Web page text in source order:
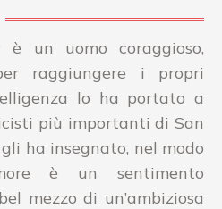
è un uomo coraggioso,
raggiungere i propri
lo ha portato a
più importanti di San
ha insegnato, nel modo
è un sentimento
mezzo di un’ambiziosa